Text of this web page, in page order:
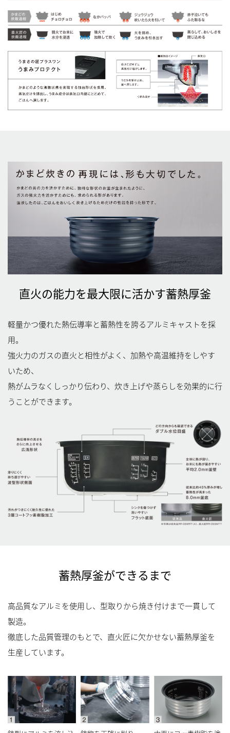
直火の能力を最大限に活かす蓄熱厚釜
軽量かつ優れた熱伝導率と蓄熱性を誇るアルミキャストを採
用。
強火力のガスの直火と相性がよく、加熱や高温維持をしやす
いため、
熱がムラなくしっかり伝わり、炊き上げや蒸らしを効果的に行
うことができます。
蓄熱厚釜ができるまで
高品質なアルミを使用し、型取りから焼き付けまで一貫して
製造。
徹底した品質管理のもとで、直火匠に欠かせない蓄熱厚釜を
生産しています。